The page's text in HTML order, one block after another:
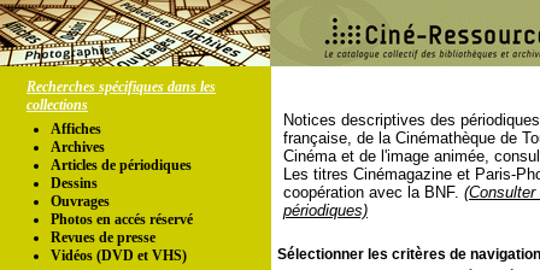
Recherches spécifiques dans les
collections
Affiches
Archives
Articles de périodiques
Dessins
Ouvrages
Photos en accés réservé
Revues de presse
Vidéos (DVD et VHS)
Notices descriptives des
française, de la Cinémathèque de
Cinéma et de l'image animée,
Les titres Cinémagazine et Paris-
coopération avec la BNF.
périodiques)
Sélectionner les critères de